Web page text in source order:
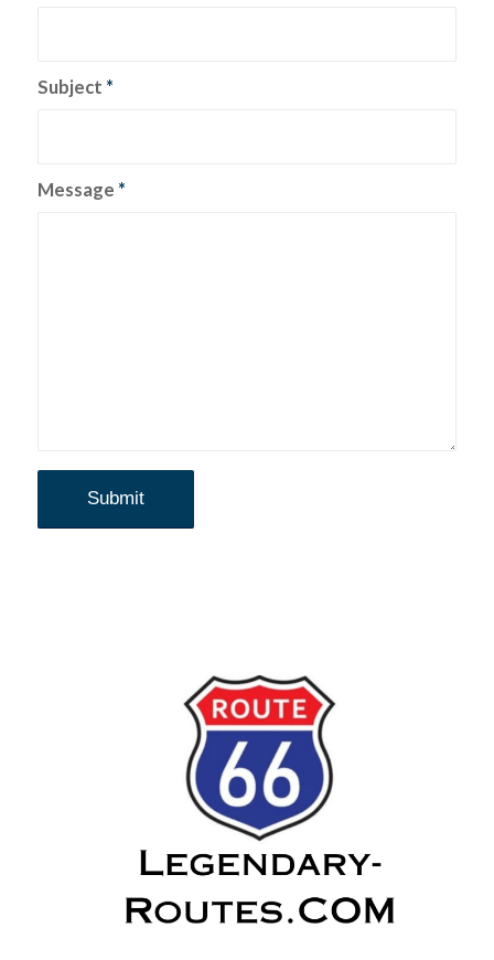
Subject *
Message *